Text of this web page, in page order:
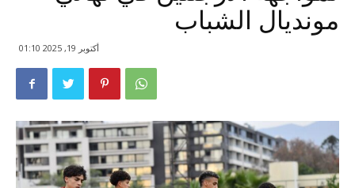
مونديال الشباب
أكتوبر 19, 2025 01:10